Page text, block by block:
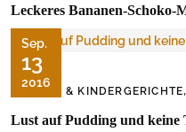
Leckeres Bananen-Schoko-
Sep.
13
2016
BABY & KINDERGERICHTE
Lust auf Pudding und keine